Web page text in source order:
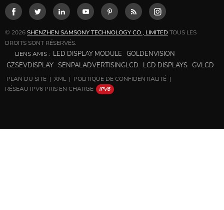
© 2026SHENZHEN SAMSONY TECHNOLOGY CO., LIMITED TOUS LES
DROITS SONT RÉSERVÉS.
LIENS AMIS : LED DISPLAY MODULE GOLDENVISION
GZSEVDISPLAY SENPALADVERTISINGLCD LCD DISPLAYS GVLCD
PLAN DU SITE | XML | POLITIQUE DE CONFIDENTIALITÉ |
RÉSEAU IPV6 PRIS EN CHARGE